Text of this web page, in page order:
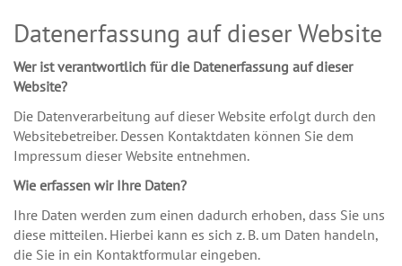
Datenerfassung auf dieser Website
Wer ist verantwortlich für die Datenerfassung auf dieser
Website?
Die Datenverarbeitung auf dieser Website erfolgt durch den
Websitebetreiber. Dessen Kontaktdaten können Sie dem
Impressum dieser Website entnehmen.
Wie erfassen wir Ihre Daten?
Ihre Daten werden zum einen dadurch erhoben, dass Sie uns
diese mitteilen. Hierbei kann es sich z. B. um Daten handeln,
die Sie in ein Kontaktformular eingeben.